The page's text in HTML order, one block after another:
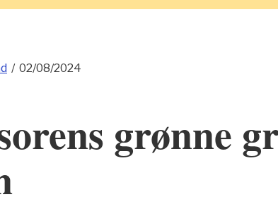
/ 02/08/2024
grønne